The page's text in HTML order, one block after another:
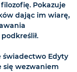
Pokazuje
dając im wiarę,
świadectwo Edyty
się wezwaniem